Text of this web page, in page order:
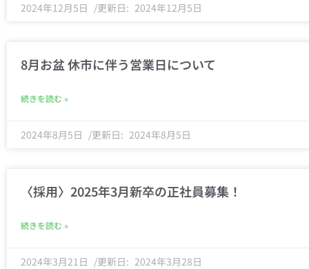
2024年12月5日 2024年12月5日
8月お盆 休市に伴う営業日について
続きを読む »
2024年8月5日 2024年8月5日
〈採用〉2025年3月新卒の正社員募集！
続きを読む »
2024年3月21日 2024年3月28日